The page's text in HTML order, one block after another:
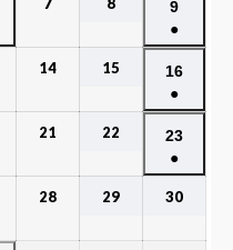
9
●
14 15
16
●
21 22
23
●
28 29 30